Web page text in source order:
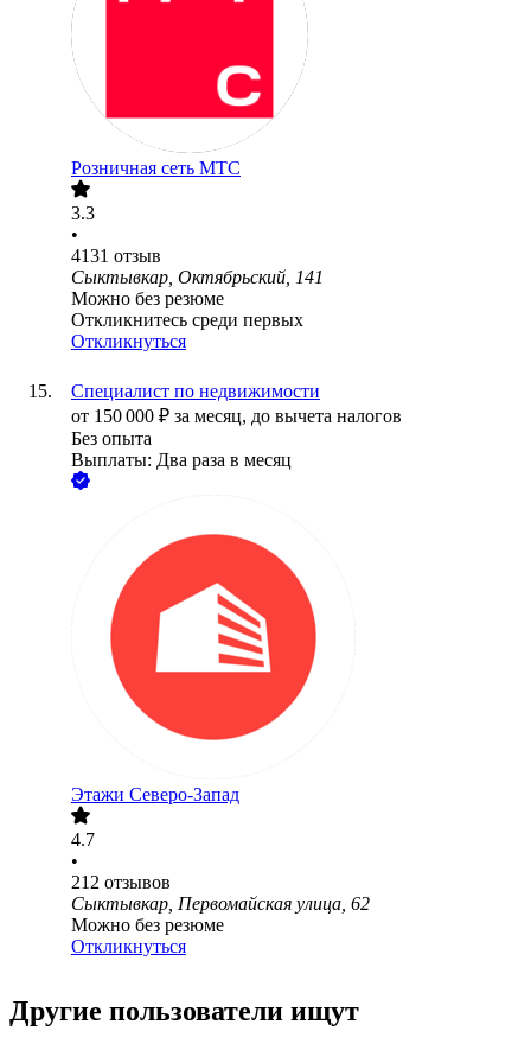
Розничная сеть МТС
3.3
•
4131 отзыв
Сыктывкар, Октябрьский, 141
Можно без резюме
Откликнитесь среди первых
Откликнуться
Специалист по недвижимости
от 150 000 ₽ за месяц, до вычета налогов
Без опыта
Выплаты: Два раза в месяц
Этажи Северо-Запад
4.7
•
212 отзывов
Сыктывкар, Первомайская улица, 62
Можно без резюме
Откликнуться
Другие пользователи ищут